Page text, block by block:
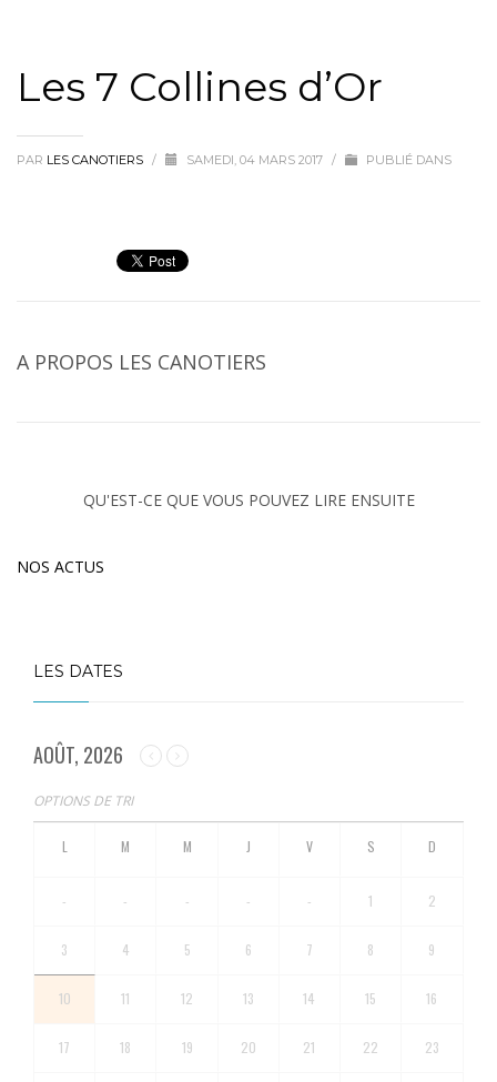
Les 7 Collines d’Or
PAR LES CANOTIERS / SAMEDI, 04 MARS 2017 / PUBLIÉ DANS
A PROPOS LES CANOTIERS
QU'EST-CE QUE VOUS POUVEZ LIRE ENSUITE
NOS ACTUS
LES DATES
AOÛT, 2026
OPTIONS DE TRI
- - - - - 1 2
3 4 5 6 7 8 9
10 11 12 13 14 15 16
17 18 19 20 21 22 23